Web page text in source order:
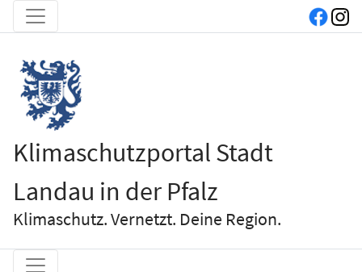
Klimaschutzportal Stadt
Landau in der Pfalz
Klimaschutz. Vernetzt. Deine Region.